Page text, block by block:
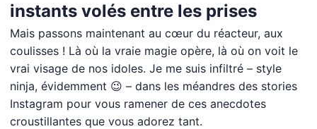
instants volés entre les prises
Mais passons maintenant au cœur du réacteur, aux
coulisses ! Là où la vraie magie opère, là où on voit le
vrai visage de nos idoles. Je me suis infiltré – style
ninja, évidemment 😉 – dans les méandres des stories
Instagram pour vous ramener de ces anecdotes
croustillantes que vous adorez tant.